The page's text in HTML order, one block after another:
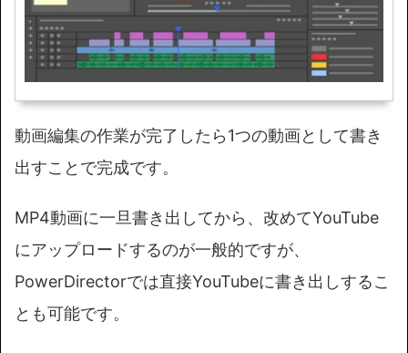
動画編集の作業が完了したら1つの動画として書き
出すことで完成です。
MP4動画に一旦書き出してから、改めてYouTube
にアップロードするのが一般的ですが、
PowerDirectorでは直接YouTubeに書き出しするこ
とも可能です。